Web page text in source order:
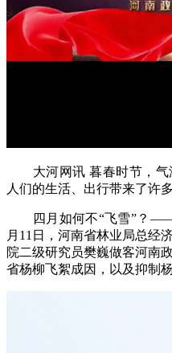
大河网讯 暮春时节，气
人们的生活、出行带来了许多
四月如何不“飞雪”？——
月11日，河南省林业局总经
院二级研究员樊巍做客河南
省杨柳飞絮成因，以及抑制